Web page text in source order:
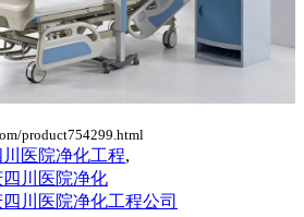
product754299.html
川医院净化工程,
川医院净化
川医院净化工程公司